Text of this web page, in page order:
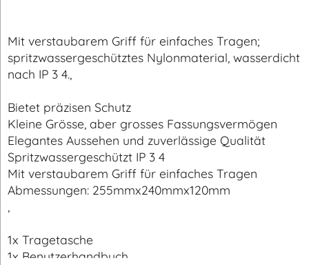
Mit verstaubarem Griff für einfaches Tragen;
spritzwassergeschütztes Nylonmaterial, wasserdicht
nach IP 3 4.,
Bietet präzisen Schutz
Kleine Grösse, aber grosses Fassungsvermögen
Elegantes Aussehen und zuverlässige Qualität
Spritzwassergeschützt IP 3 4
Mit verstaubarem Griff für einfaches Tragen
Abmessungen: 255mmx240mmx120mm
1x Tragetasche
1x Benutzerhandbuch